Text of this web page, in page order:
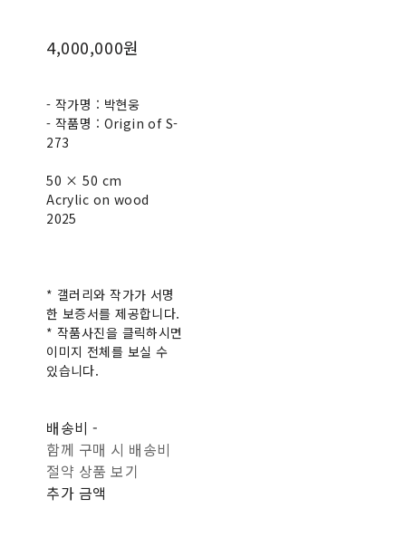
4,000,000원
- 작가명 : 박현웅
- 작품명 : Origin of S-
273
50 × 50 cm
Acrylic on wood
2025
* 갤러리와 작가가 서명
한 보증서를 제공합니다.
* 작품사진을 클릭하시면
이미지 전체를 보실 수
있습니다.
배송비-
함께 구매 시 배송비
절약 상품 보기
추가 금액